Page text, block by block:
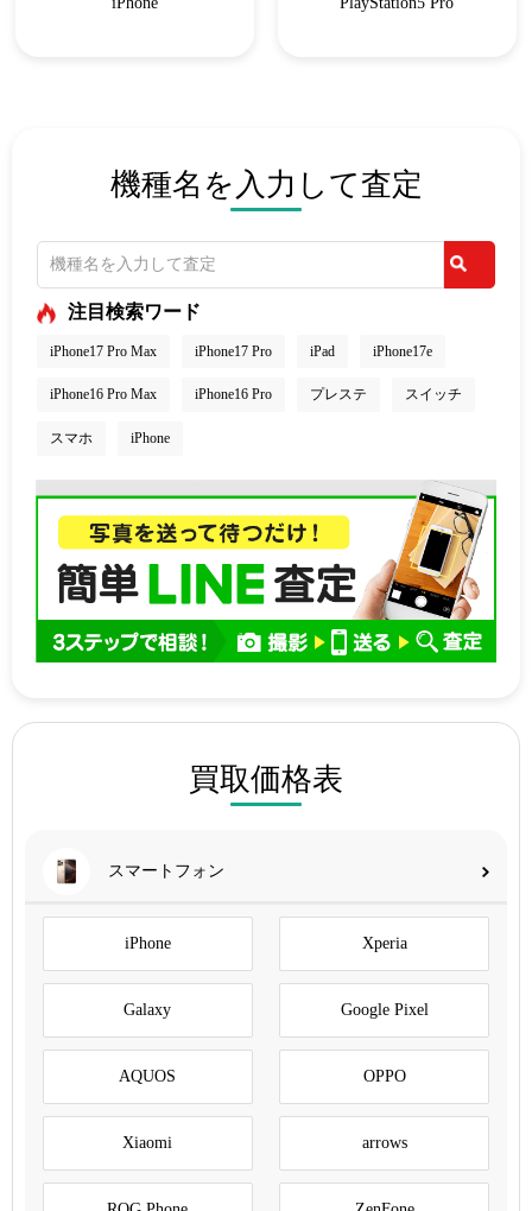
機種名を入力して査定
注目検索ワード
iPhone17 Pro Max iPhone17 Pro iPad iPhone17e
iPhone16 Pro Max iPhone16 Pro プレステ スイッチ
スマホ iPhone
買取価格表
スマートフォン
iPhone Xperia
Galaxy Google Pixel
AQUOS OPPO
Xiaomi arrows